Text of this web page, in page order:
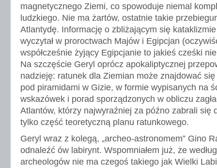
magnetycznego Ziemi, co spowoduje niemal
ludzkiego. Nie ma żartów, ostatnie takie
Atlantydę. Informację o zbliżającym się
wyczytał w proroctwach Majów i Egipcjan
współcześnie żyjący Egipcjanie to jakieś cześki
Na szczęście Geryl oprócz apokaliptycznej
nadzieję: ratunek dla Ziemian może znajdować
pod piramidami w Gizie, w formie wypisanych na
wskazówek i porad sporządzonych w obliczu
Atlantów, którzy najwyraźniej za późno zabrali się
tylko część teoretyczną planu ratunkowego.
Geryl wraz z kolegą, „archeo-astronomem” Gino
odnaleźć ów labirynt. Wspomniałem już, że
archeologów nie ma czegoś takiego jak Wielki